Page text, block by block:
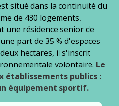
situé dans la continuité du
de 480 logements,
une résidence senior de
part de 35 % d'espaces
hectares, il s'inscrit
volontaire. Le
établissements publics :
équipement sportif.